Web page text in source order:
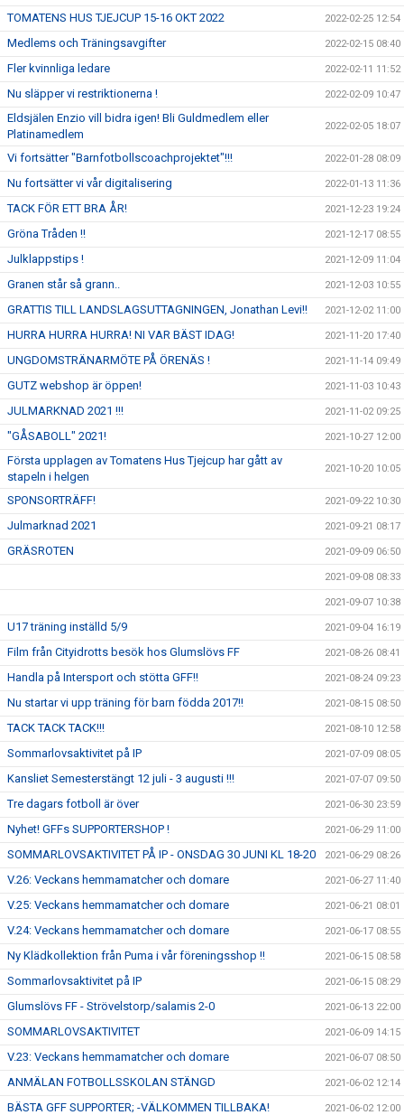
TOMATENS HUS TJEJCUP 15-16 OKT 2022 2022-02-25 12:54
Medlems och Träningsavgifter 2022-02-15 08:40
Fler kvinnliga ledare 2022-02-11 11:52
Nu släpper vi restriktionerna ! 2022-02-09 10:47
Eldsjälen Enzio vill bidra igen! Bli Guldmedlem eller
Platinamedlem
2022-02-05 18:07
Vi fortsätter "Barnfotbollscoachprojektet"!!! 2022-01-28 08:09
Nu fortsätter vi vår digitalisering 2022-01-13 11:36
TACK FÖR ETT BRA ÅR! 2021-12-23 19:24
Gröna Tråden !! 2021-12-17 08:55
Julklappstips ! 2021-12-09 11:04
Granen står så grann.. 2021-12-03 10:55
GRATTIS TILL LANDSLAGSUTTAGNINGEN, Jonathan Levi!! 2021-12-02 11:00
HURRA HURRA HURRA! NI VAR BÄST IDAG! 2021-11-20 17:40
UNGDOMSTRÄNARMÖTE PÅ ÖRENÄS ! 2021-11-14 09:49
GUTZ webshop är öppen! 2021-11-03 10:43
JULMARKNAD 2021 !!! 2021-11-02 09:25
"GÅSABOLL" 2021! 2021-10-27 12:00
Första upplagen av Tomatens Hus Tjejcup har gått av
stapeln i helgen
2021-10-20 10:05
SPONSORTRÄFF! 2021-09-22 10:30
Julmarknad 2021 2021-09-21 08:17
GRÄSROTEN 2021-09-09 06:50
2021-09-08 08:33
2021-09-07 10:38
U17 träning inställd 5/9 2021-09-04 16:19
Film från Cityidrotts besök hos Glumslövs FF 2021-08-26 08:41
Handla på Intersport och stötta GFF!! 2021-08-24 09:23
Nu startar vi upp träning för barn födda 2017!! 2021-08-15 08:50
TACK TACK TACK!!! 2021-08-10 12:58
Sommarlovsaktivitet på IP 2021-07-09 08:05
Kansliet Semesterstängt 12 juli - 3 augusti !!! 2021-07-07 09:50
Tre dagars fotboll är över 2021-06-30 23:59
Nyhet! GFFs SUPPORTERSHOP ! 2021-06-29 11:00
SOMMARLOVSAKTIVITET PÅ IP - ONSDAG 30 JUNI KL 18-20 2021-06-29 08:26
V.26: Veckans hemmamatcher och domare 2021-06-27 11:40
V.25: Veckans hemmamatcher och domare 2021-06-21 08:01
V.24: Veckans hemmamatcher och domare 2021-06-17 08:55
Ny Klädkollektion från Puma i vår föreningsshop !! 2021-06-15 08:58
Sommarlovsaktivitet på IP 2021-06-15 08:29
Glumslövs FF - Strövelstorp/salamis 2-0 2021-06-13 22:00
SOMMARLOVSAKTIVITET 2021-06-09 14:15
V.23: Veckans hemmamatcher och domare 2021-06-07 08:50
ANMÄLAN FOTBOLLSSKOLAN STÄNGD 2021-06-02 12:14
BÄSTA GFF SUPPORTER; -VÄLKOMMEN TILLBAKA! 2021-06-02 12:00